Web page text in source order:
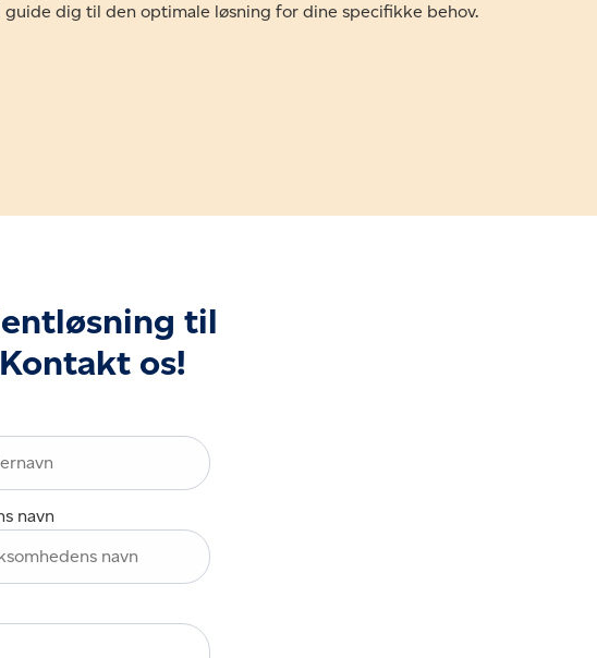
guide dig til den optimale løsning for dine specifikke behov.
til
os!
navn